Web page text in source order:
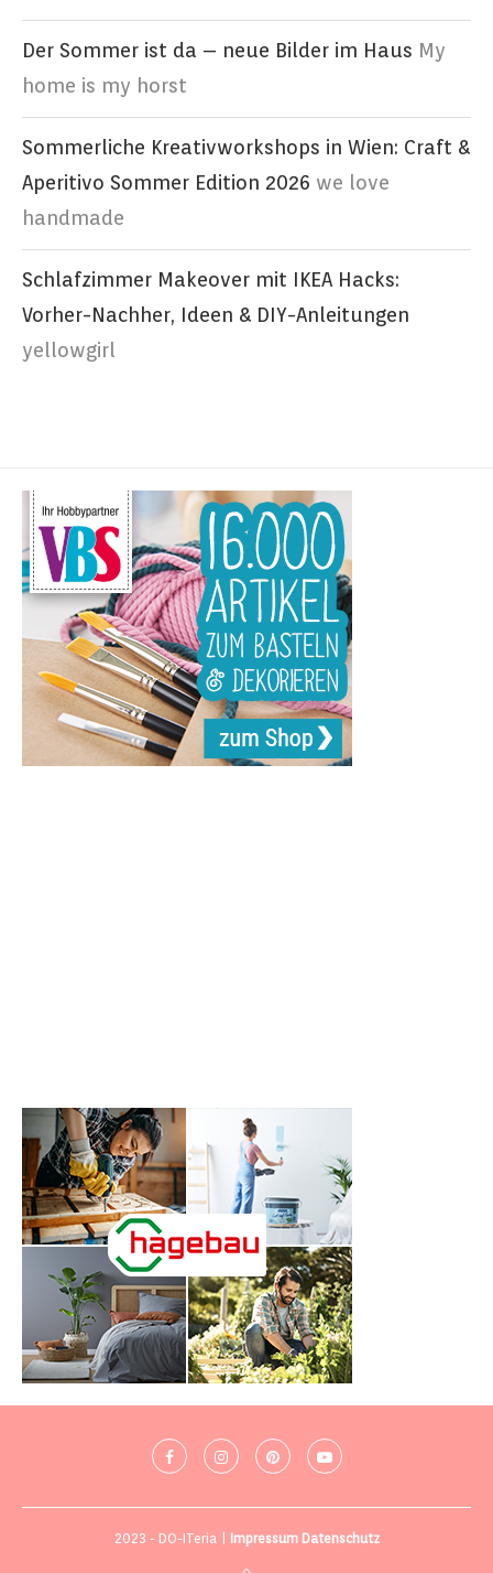
Der Sommer ist da – neue Bilder im Haus My
home is my horst
Sommerliche Kreativworkshops in Wien: Craft &
Aperitivo Sommer Edition 2026 we love
handmade
Schlafzimmer Makeover mit IKEA Hacks:
Vorher-Nachher, Ideen & DIY-Anleitungen
yellowgirl
2023 - DO-ITeria | Impressum Datenschutz